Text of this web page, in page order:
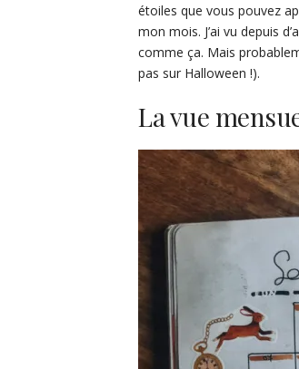
étoiles que vous pouvez
mon mois. J’ai vu depuis
comme ça. Mais
pas sur Halloween !).
La vue